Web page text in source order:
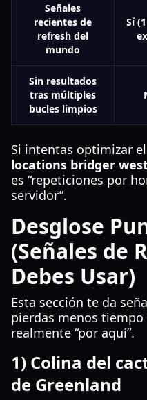
Señales
recientes de
refresh del
mundo
Sí
Sin resultados
tras múltiples
bucles limpios
Si intentas optimizar
locations bridger
es “repeticiones por
servidor”.
Desglose
(Señales de
Debes Usar)
Esta sección te da
pierdas menos
realmente “por aquí”.
1) Colina del
de Greenland